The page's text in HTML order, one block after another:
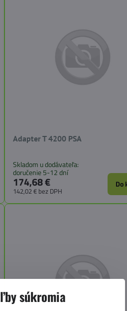
Adapter T 4200 PSA
Skladom u dodávateľa:
doručenie 5-12 dní
174,68 €
142,02 € bez DPH
Do
súkromia